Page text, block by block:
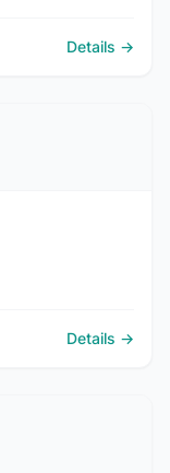
Details →
Details →